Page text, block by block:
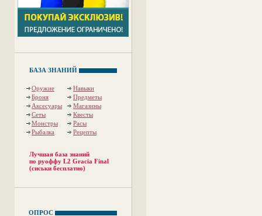
БАЗА ЗНАНИЙ
Оружие
Навыки
Броня
Предметы
Аксесуары
Магазины
Сеты
Квесты
Монстры
Расы
Рыбалка
Рецепты
Лучшая база знаний
по руоффу L2 Gracia Final
(сиськи бесплатно)
ОПРОС